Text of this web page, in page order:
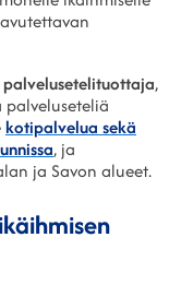
palvelusetelituottaja,
kotipalvelua sekä
, ja
ja Savon alueet.